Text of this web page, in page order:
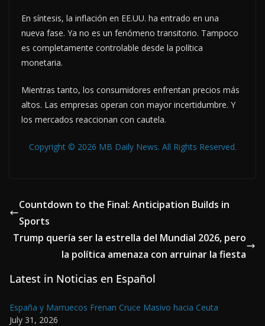
En síntesis, la inflación en EE.UU. ha entrado en una
nueva fase. Ya no es un fenómeno transitorio. Tampoco
es completamente controlable desde la política
monetaria.
Mientras tanto, los consumidores enfrentan precios más
altos. Las empresas operan con mayor incertidumbre. Y
los mercados reaccionan con cautela.
Copyright © 2026 MB Daily News. All Rights Reserved.
Countdown to the Final: Anticipation Builds in
Sports
Trump quería ser la estrella del Mundial 2026, pero
la política amenaza con arruinar la fiesta
Latest in Noticias en Español
España y Marruecos Frenan Cruce Masivo hacia Ceuta
July 31, 2026